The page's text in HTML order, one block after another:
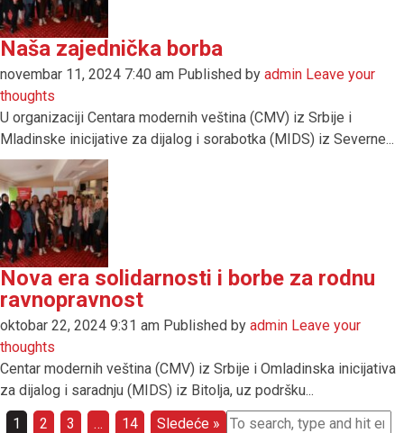
Naša zajednička borba
novembar 11, 2024 7:40 am Published by admin Leave your
thoughts
U organizaciji Centara modernih veština (CMV) iz Srbije i
Mladinske inicijative za dijalog i sorabotka (MIDS) iz Severne...
Nova era solidarnosti i borbe za rodnu
ravnopravnost
oktobar 22, 2024 9:31 am Published by admin Leave your
thoughts
Centar modernih veština (CMV) iz Srbije i Omladinska inicijativa
za dijalog i saradnju (MIDS) iz Bitolja, uz podršku...
1
2 3 … 14
Sledeće »